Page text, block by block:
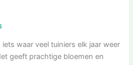
waar veel tuiniers elk jaar weer
geeft prachtige bloemen en